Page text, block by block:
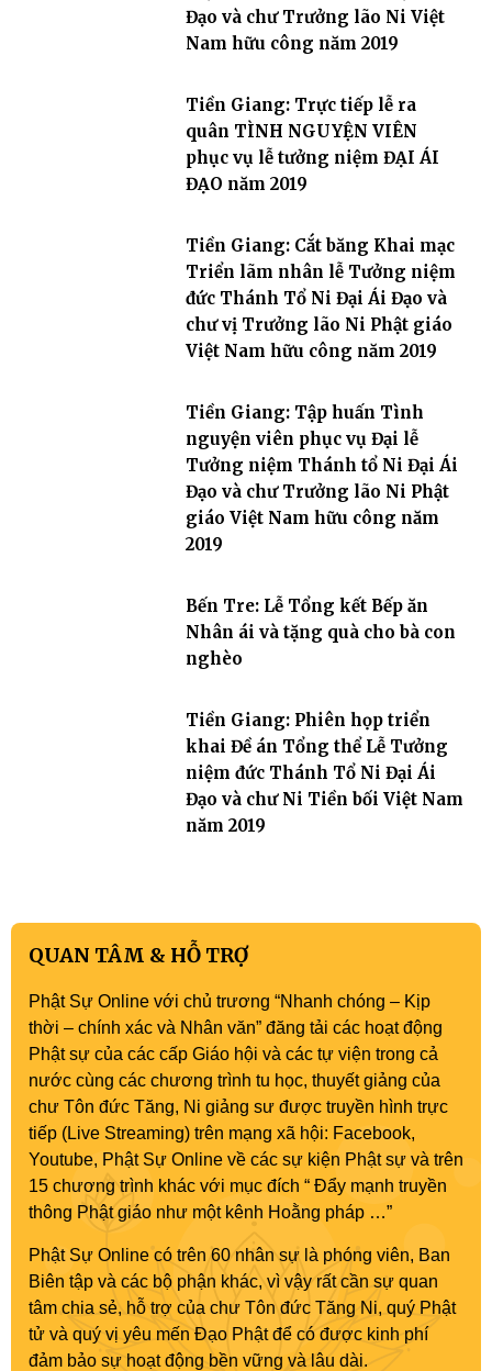
Đạo và chư Trưởng lão Ni Việt
Nam hữu công năm 2019
Tiền Giang: Trực tiếp lễ ra
quân TÌNH NGUYỆN VIÊN
phục vụ lễ tưởng niệm ĐẠI ÁI
ĐẠO năm 2019
Tiền Giang: Cắt băng Khai mạc
Triển lãm nhân lễ Tưởng niệm
đức Thánh Tổ Ni Đại Ái Đạo và
chư vị Trưởng lão Ni Phật giáo
Việt Nam hữu công năm 2019
Tiền Giang: Tập huấn Tình
nguyện viên phục vụ Đại lễ
Tưởng niệm Thánh tổ Ni Đại Ái
Đạo và chư Trưởng lão Ni Phật
giáo Việt Nam hữu công năm
2019
Bến Tre: Lễ Tổng kết Bếp ăn
Nhân ái và tặng quà cho bà con
nghèo
Tiền Giang: Phiên họp triển
khai Đề án Tổng thể Lễ Tưởng
niệm đức Thánh Tổ Ni Đại Ái
Đạo và chư Ni Tiền bối Việt Nam
năm 2019
QUAN TÂM & HỖ TRỢ
Phật Sự Online với chủ trương “Nhanh chóng – Kịp
thời – chính xác và Nhân văn” đăng tải các hoạt động
Phật sự của các cấp Giáo hội và các tự viện trong cả
nước cùng các chương trình tu học, thuyết giảng của
chư Tôn đức Tăng, Ni giảng sư được truyền hình trực
tiếp (Live Streaming) trên mạng xã hội: Facebook,
Youtube, Phật Sự Online về các sự kiện Phật sự và trên
15 chương trình khác với mục đích “ Đẩy mạnh truyền
thông Phật giáo như một kênh Hoằng pháp …”
Phật Sự Online có trên 60 nhân sự là phóng viên, Ban
Biên tập và các bộ phận khác, vì vậy rất cần sự quan
tâm chia sẻ, hỗ trợ của chư Tôn đức Tăng Ni, quý Phật
tử và quý vị yêu mến Đạo Phật để có được kinh phí
đảm bảo sự hoạt động bền vững và lâu dài.